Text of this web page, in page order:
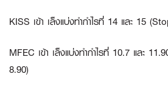
KISS เข้า เล็งแบ่งทำกำไรที่ 14 และ 15
MFEC เข้า เล็งแบ่งทำกำไรที่ 10.7 และ
8.90)